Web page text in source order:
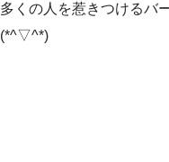
多くの人を惹きつけるバ
(*^▽^*)